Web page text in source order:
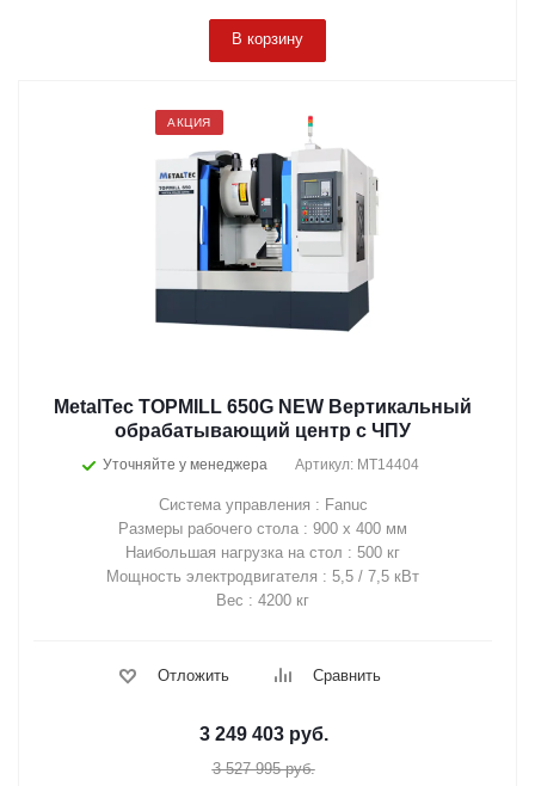
В корзину
АКЦИЯ
MetalTec TOPMILL 650G NEW Вертикальный
обрабатывающий центр с ЧПУ
Уточняйте у менеджера Артикул: MT14404
Система управления : Fanuc
Размеры рабочего стола : 900 х 400 мм
Наибольшая нагрузка на стол : 500 кг
Мощность электродвигателя : 5,5 / 7,5 кВт
Вес : 4200 кг
Отложить Сравнить
3 249 403руб.
3 527 995руб.